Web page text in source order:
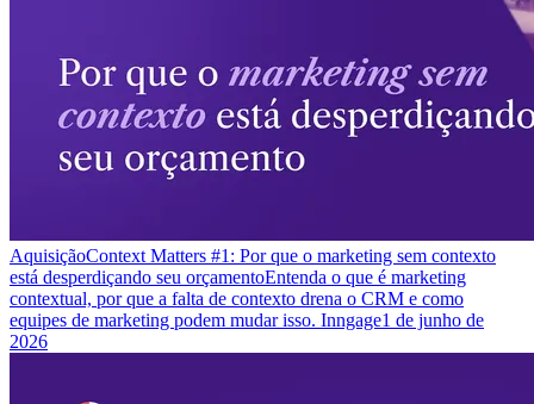
AquisiçãoContext Matters #1: Por que o marketing sem contexto
está desperdiçando seu orçamentoEntenda o que é marketing
contextual, por que a falta de contexto drena o CRM e como
equipes de marketing podem mudar isso. Inngage1 de junho de
2026